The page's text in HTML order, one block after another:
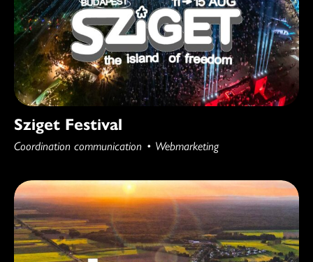
Sziget Festival
Coordination communication Webmarketing